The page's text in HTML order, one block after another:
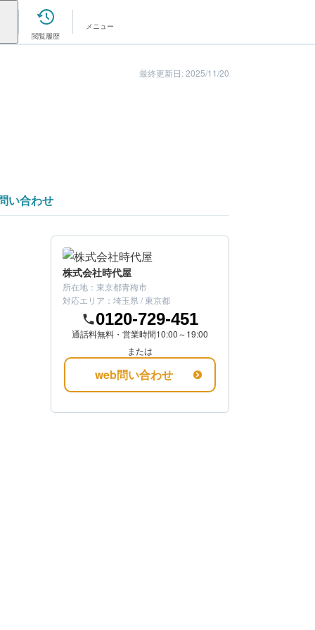
閲覧履歴
メニュー
最終更新日: 2025/11/20
い合わせ
こちらの会社はいかがでしたか？
まずは金額を確認してみましょう
金額を知る
株式会社時代屋
所在地： 東京都青梅市
対応エリア： 埼玉県 / 東京都
0120-729-451
通話料無料・営業時間10:00～19:00
または
web問い合わせ